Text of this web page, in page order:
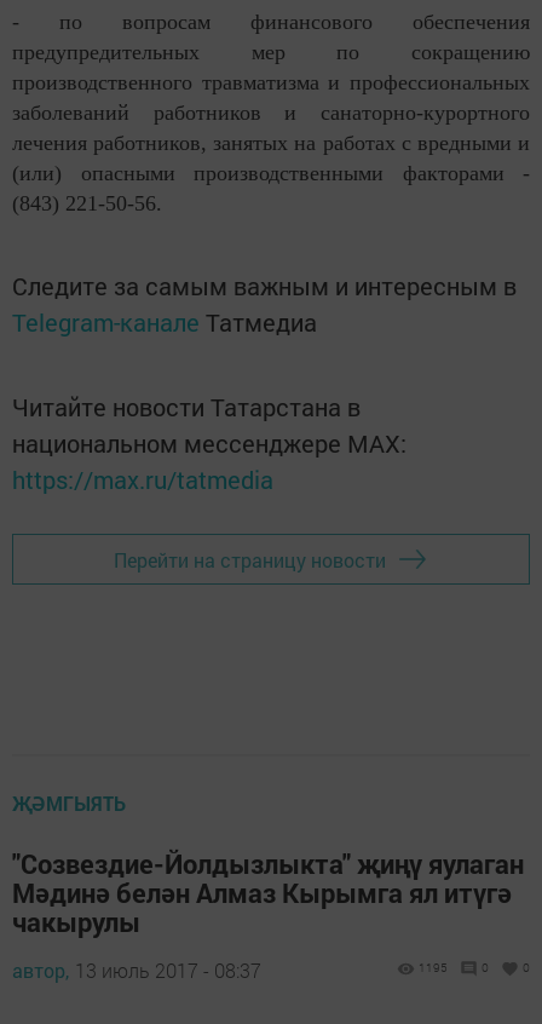
- по вопросам финансового обеспечения
предупредительных мер по сокращению
производственного травматизма и профессиональных
заболеваний работников и санаторно-курортного
лечения работников, занятых на работах с вредными и
(или) опасными производственными факторами -
(843) 221-50-56.
Следите за самым важным и интересным в
Telegram-канале Татмедиа
Читайте новости Татарстана в
национальном мессенджере MАХ:
https://max.ru/tatmedia
Перейти на страницу новости
ҖӘМГЫЯТЬ
"Созвездие-Йолдызлыкта" җиңү яулаган
Мәдинә белән Алмаз Кырымга ял итүгә
чакырулы
автор, 13 июль 2017 - 08:37 1195 0 0